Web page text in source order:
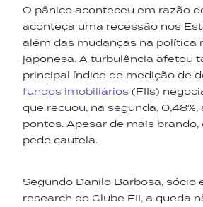
O pânico aconteceu em razão
aconteça uma recessão nos
além das mudanças na política
japonesa. A turbulência afetou
principal índice de medição de
fundos imobiliários (FIIs)
que recuou, na segunda,
pontos. Apesar de mais
pede cautela.
Segundo Danilo Barbosa, sócio
research do Clube FII, a queda